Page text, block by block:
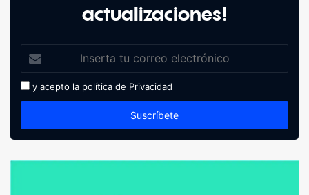
actualizaciones!
y acepto la política de Privacidad